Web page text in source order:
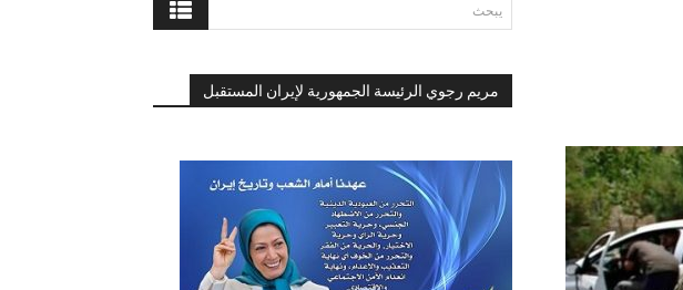
يبحث
مريم رجوي الرئيسة الجمهورية لإيران المستقبل